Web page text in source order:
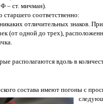
– ст. мичман).
соответственно:
отличительных знаков.
(от одной до трех),
располагаются вдоль в
состава имеют погоны с